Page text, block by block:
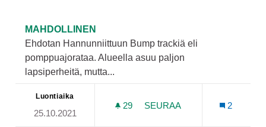
MAHDOLLINEN
Ehdotan Hannunniittuun Bump trackiä eli
pomppuajorataa. Alueella asuu paljon
lapsiperheitä, mutta...
Luontiaika
25.10.2021
29 29 SEURAAJAA
SEURAA
2